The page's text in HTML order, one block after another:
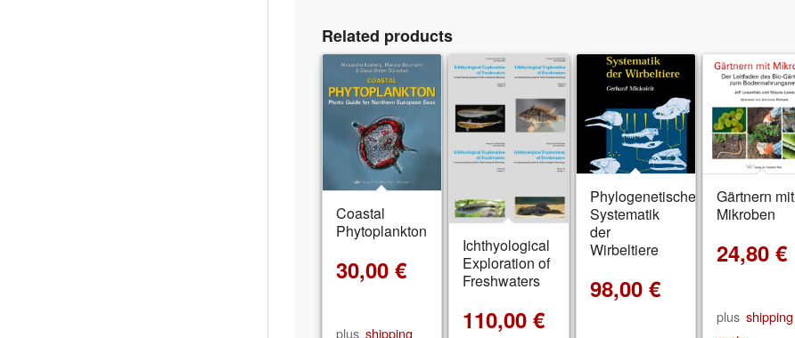
Related products
Coastal
Phytoplankton
30,00 €
plus shipping
Ichthyological
Exploration of
Freshwaters
110,00€
Phylogenetische
Systematik
der
Wirbeltiere
98,00 €
Gärtnern mit
Mikroben
24,80€
plus shipping